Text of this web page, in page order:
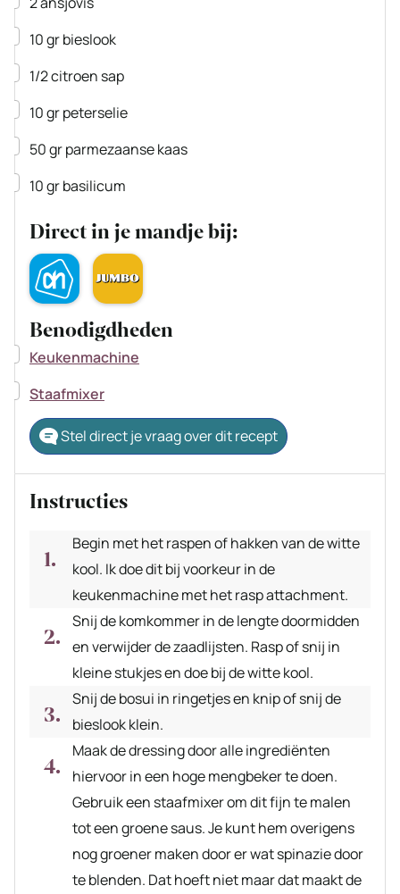
▢
10grbieslook
▢
1/2citroen sap
▢
10grpeterselie
▢
50grparmezaanse kaas
▢
10grbasilicum
Direct in je mandje bij:
Benodigdheden
▢
Keukenmachine
▢
Staafmixer
Stel direct je vraag over dit recept
Instructies
Begin met het raspen of hakken van de witte
kool. Ik doe dit bij voorkeur in de
keukenmachine met het rasp attachment.
Snij de komkommer in de lengte doormidden
en verwijder de zaadlijsten. Rasp of snij in
kleine stukjes en doe bij de witte kool.
Snij de bosui in ringetjes en knip of snij de
bieslook klein.
Maak de dressing door alle ingrediënten
hiervoor in een hoge mengbeker te doen.
Gebruik een staafmixer om dit fijn te malen
tot een groene saus. Je kunt hem overigens
nog groener maken door er wat spinazie door
te blenden. Dat hoeft niet maar dat maakt de